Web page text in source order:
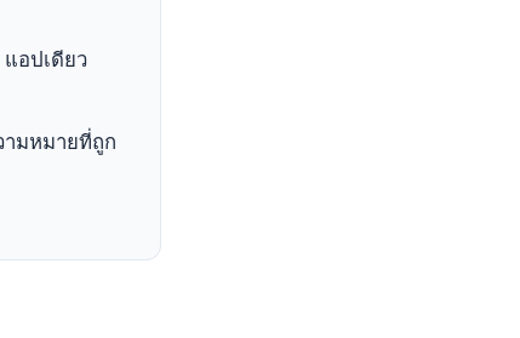
อปเดียว
ามหมายที่ถูก